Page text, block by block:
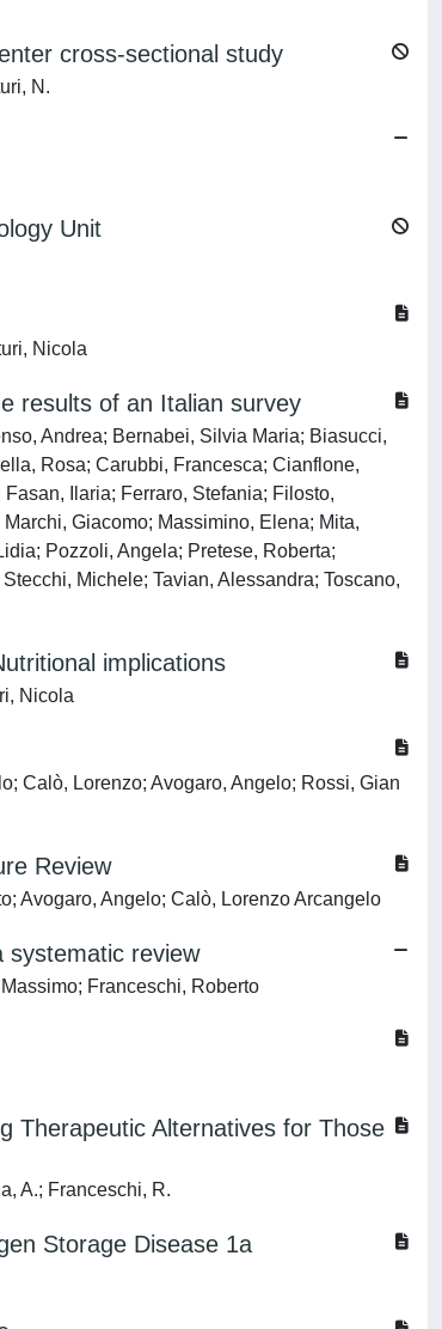
cross-sectional study
N.
Unit
Nicola
results of an Italian survey
Andrea; Bernabei, Silvia Maria; Biasucci,
Rosa; Carubbi, Francesca; Cianflone,
Ilaria; Ferraro, Stefania; Filosto,
Giacomo; Massimino, Elena; Mita,
Pozzoli, Angela; Pretese, Roberta;
Michele; Tavian, Alessandra; Toscano,
implications
Nicola
Calò, Lorenzo; Avogaro, Angelo; Rossi, Gian
Review
Avogaro, Angelo; Calò, Lorenzo Arcangelo
systematic review
Franceschi, Roberto
Therapeutic Alternatives for Those
A.; Franceschi, R.
Storage Disease 1a